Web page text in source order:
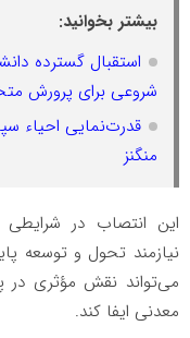
بیشتر بخوانید:
استقبال گسترده
شروعی برای پرورش
قدرت‌نمایی احیاء
منگنز
این انتصاب در
نیازمند تحول و توسعه
می‌تواند نقش مؤثری
معدنی ایفا کند.